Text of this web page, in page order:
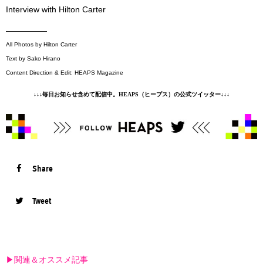
Interview with Hilton Carter
—————
All Photos by Hilton Carter
Text by Sako Hirano
Content Direction & Edit: HEAPS Magazine
↓↓↓毎日お知らせ含めて配信中。HEAPS（ヒープス）の公式ツイッター↓↓↓
Share
Tweet
▶︎関連＆オススメ記事